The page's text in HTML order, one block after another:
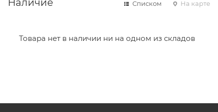
Наличие Списком На карте
Товара нет в наличии ни на одном из складов